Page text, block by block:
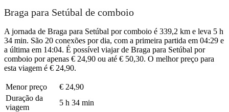
Braga para Setúbal de comboio
A jornada de Braga para Setúbal por comboio é 339,2 km e leva 5 h
34 min. São 20 conexões por dia, com a primeira partida em 04:29 e
a última em 14:04. É possível viajar de Braga para Setúbal por
comboio por apenas € 24,90 ou até € 50,30. O melhor preço para
esta viagem é € 24,90.
Menor preço
€ 24,90
Duração da
viagem
5 h 34 min